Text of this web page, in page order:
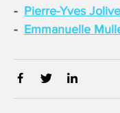
Pierre-Yves
Emmanuelle